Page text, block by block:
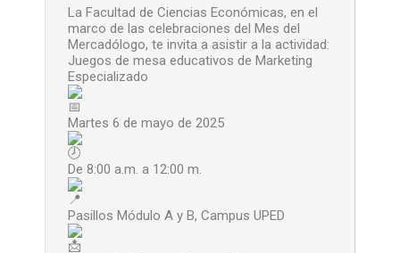
La Facultad de Ciencias Económicas, en el
marco de las celebraciones del Mes del
Mercadólogo, te invita a asistir a la actividad:
Juegos de mesa educativos de Marketing
Especializado
Martes 6 de mayo de 2025
De 8:00 a.m. a 12:00 m.
Pasillos Módulo A y B, Campus UPED